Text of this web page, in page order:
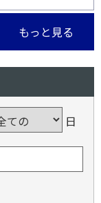
もっと見る
日